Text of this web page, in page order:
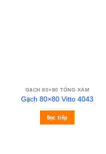
GẠCH 80×80 TÔNG XÁM
Gạch 80×80 Vitto 4043
Đọc tiếp